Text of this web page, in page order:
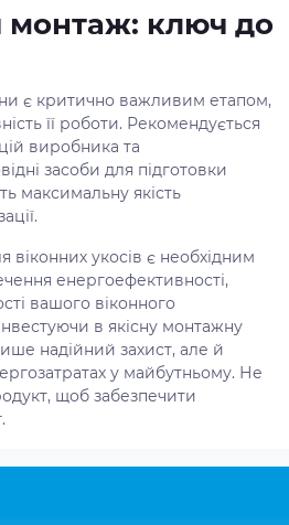
монтаж: ключ до
є критично важливим етапом,
її роботи. Рекомендується
виробника та
засоби для підготовки
максимальну якість
укосів є необхідним
енергоефективності,
вашого віконного
в якісну монтажну
надійний захист, але й
у майбутньому. Не
щоб забезпечити